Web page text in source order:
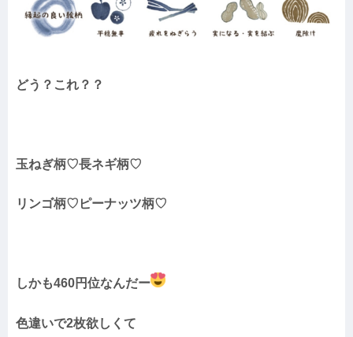
どう？これ？？
玉ねぎ柄♡長ネギ柄♡
リンゴ柄♡ピーナッツ柄♡
しかも460円位なんだー
色違いで2枚欲しくて